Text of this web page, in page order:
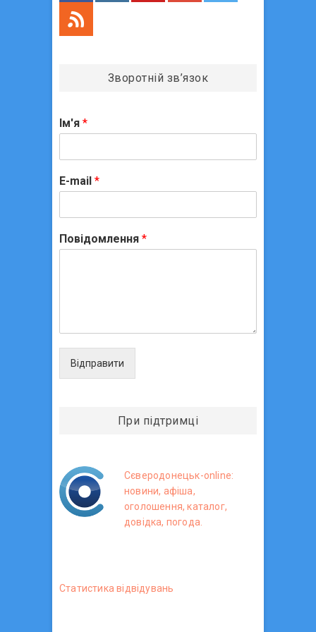
Зворотній зв’язок
Ім'я *
E-mail *
Повідомлення *
Відправити
При підтримці
Сєверодонецьк-online:
новини, афіша,
оголошення, каталог,
довідка, погода.
Статистика вiдвiдувань